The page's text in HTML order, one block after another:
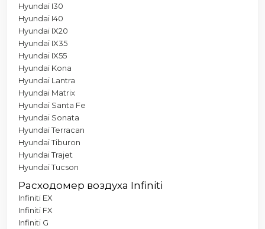
Hyundai I30
Hyundai I40
Hyundai IX20
Hyundai IX35
Hyundai IX55
Hyundai Kona
Hyundai Lantra
Hyundai Matrix
Hyundai Santa Fe
Hyundai Sonata
Hyundai Terracan
Hyundai Tiburon
Hyundai Trajet
Hyundai Tucson
Расходомер воздуха Infiniti
Infiniti EX
Infiniti FX
Infiniti G